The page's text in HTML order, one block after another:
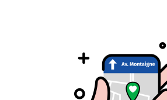
Tourner à droite sur D258
Conquérant) et continuer sur
155 km